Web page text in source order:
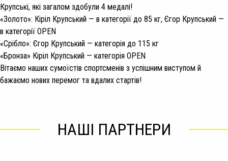
Крупські, які загалом здобули 4 медалі!
«Золото»: Кіріл Крупський — в категорії до 85 кг, Єгор Крупський —
в категорії OPEN
«Срібло»: Єгор Крупський — категорія до 115 кг
«Бронза» Кіріл Крупський — категорія OPEN
Вітаємо наших сумоїстів спортсменів з успішним виступом й
бажаємо нових перемог та вдалих стартів!
НАШІ ПАРТНЕРИ